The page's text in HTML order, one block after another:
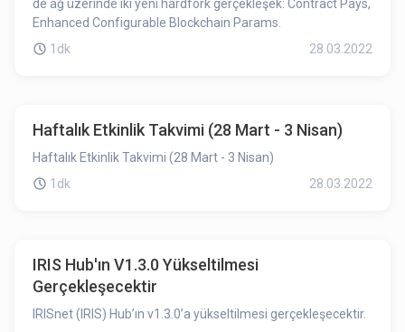
de ağ üzerinde iki yeni hardfork gerçekleşek: Contract Pays,
Enhanced Configurable Blockchain Params.
1dk
28.03.2022
Haftalık Etkinlik Takvimi (28 Mart - 3 Nisan)
Haftalık Etkinlik Takvimi (28 Mart - 3 Nisan)
1dk
28.03.2022
IRIS Hub'ın V1.3.0 Yükseltilmesi
Gerçekleşecektir
IRISnet (IRIS) Hub’ın v1.3.0’a yükseltilmesi gerçekleşecektir.